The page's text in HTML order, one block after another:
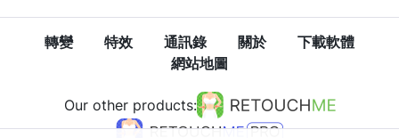
轉變 特效 通訊錄 關於
下載軟體
網站地圖
Our other products: